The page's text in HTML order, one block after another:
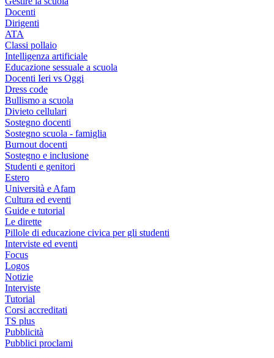
Docenti
Dirigenti
ATA
Classi pollaio
Intelligenza artificiale
Educazione sessuale a scuola
Docenti Ieri vs Oggi
Dress code
Bullismo a scuola
Divieto cellulari
Sostegno docenti
Sostegno scuola - famiglia
Burnout docenti
Sostegno e inclusione
Studenti e genitori
Estero
Università e Afam
Cultura ed eventi
Guide e tutorial
Le dirette
Pillole di educazione civica per gli studenti
Interviste ed eventi
Focus
Logos
Notizie
Interviste
Tutorial
Corsi accreditati
TS plus
Pubblicità
Pubblici proclami